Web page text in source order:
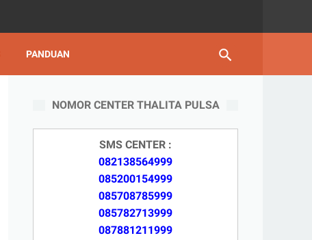
PANDUAN
NOMOR CENTER THALITA PULSA
SMS CENTER :
082138564999
085200154999
085708785999
085782713999
087881211999